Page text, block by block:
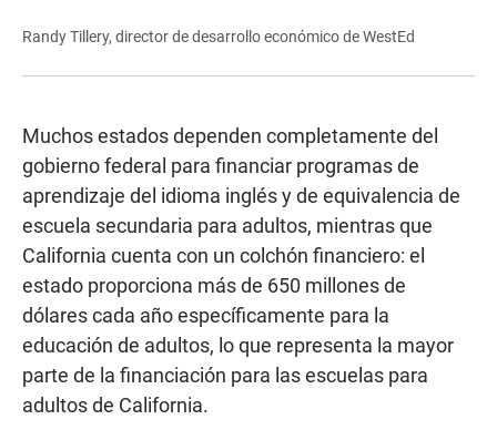
Randy Tillery, director de desarrollo económico de WestEd
Muchos estados dependen completamente del
gobierno federal para financiar programas de
aprendizaje del idioma inglés y de equivalencia de
escuela secundaria para adultos, mientras que
California cuenta con un colchón financiero: el
estado proporciona más de 650 millones de
dólares cada año específicamente para la
educación de adultos, lo que representa la mayor
parte de la financiación para las escuelas para
adultos de California.